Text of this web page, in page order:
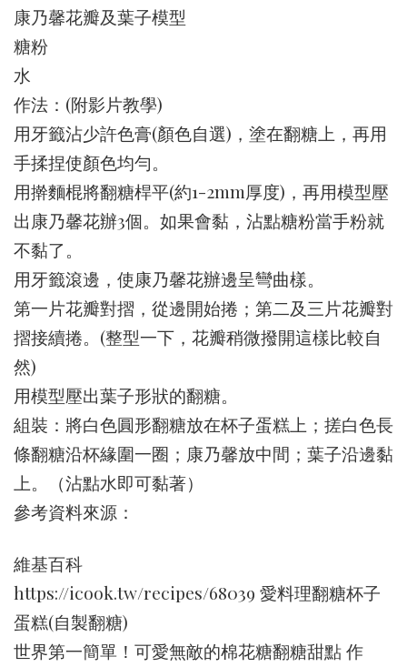
康乃馨花瓣及葉子模型
糖粉
水
作法：(附影片教學)
用牙籤沾少許色膏(顏色自選)，塗在翻糖上，再用
手揉捏使顏色均勻。
用擀麵棍將翻糖桿平(約1-2mm厚度)，再用模型壓
出康乃馨花辦3個。如果會黏，沾點糖粉當手粉就
不黏了。
用牙籤滾邊，使康乃馨花辦邊呈彎曲樣。
第一片花瓣對摺，從邊開始捲；第二及三片花瓣對
摺接續捲。(整型一下，花瓣稍微撥開這樣比較自
然)
用模型壓出葉子形狀的翻糖。
組裝：將白色圓形翻糖放在杯子蛋糕上；搓白色長
條翻糖沿杯緣圍一圈；康乃馨放中間；葉子沿邊黏
上。（沾點水即可黏著）
參考資料來源：
維基百科
https://icook.tw/recipes/68039 愛料理翻糖杯子
蛋糕(自製翻糖)
世界第一簡單！可愛無敵的棉花糖翻糖甜點 作